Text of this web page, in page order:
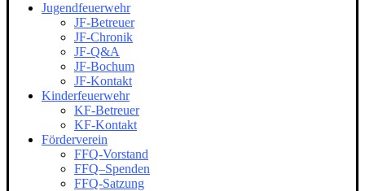
Jugendfeuerwehr
JF-Betreuer
JF-Chronik
JF-Q&A
JF-Bochum
JF-Kontakt
Kinderfeuerwehr
KF-Betreuer
KF-Kontakt
Förderverein
FFQ-Vorstand
FFQ–Spenden
FFQ-Satzung